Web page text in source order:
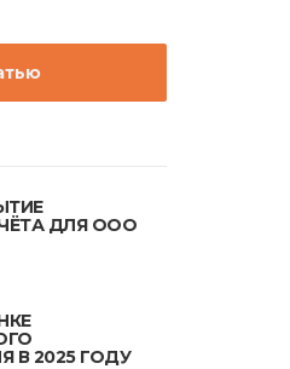
ДЛЯ ООО
В 2025 ГОДУ